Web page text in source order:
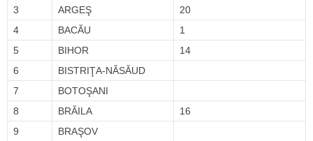
3
ARGEŞ
20
4
BACĂU
1
5
BIHOR
14
6
BISTRIŢA-NĂSĂUD
7
BOTOŞANI
8
BRĂILA
16
9
BRAŞOV